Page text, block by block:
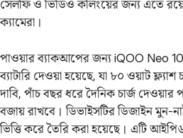
সেলফি ও ভিডিও কলিংয়ের জন্য এতে
ক্যামেরা।
পাওয়ার ব্যাকআপের জন্য iQOO Neo
ব্যাটারি দেওয়া হয়েছে, যা ৮০ ওয়াট ফ্ল্যাশ
দাবি, পাঁচ বছর ধরে দৈনিক চার্জ দেওয়ার
বজায় রাখবে। ডিভাইসটির ডিজাইন মুন-
ভিত্তি করে তৈরি করা হয়েছে। এটি